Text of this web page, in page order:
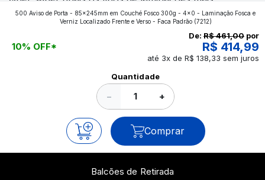
aplicados nos impressos da gráfica FuturaIM? Então,
continue a leitura que vamos revelar para você!
500 Aviso de Porta - 85x245mm em Couché Fosco 300g - 4x0 - Laminação Fosca e
Verniz Localizado Frente e Verso - Faca Padrão(7212)
10% OFF*
De: R$ 461,00 por
R$ 414,99
até 3x de R$ 138,33 sem juros
Quantidade
− +
Comprar
Balcões de Retirada